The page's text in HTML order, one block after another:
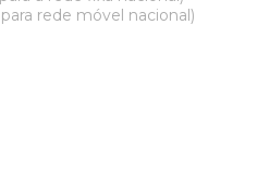
rede móvel nacional)